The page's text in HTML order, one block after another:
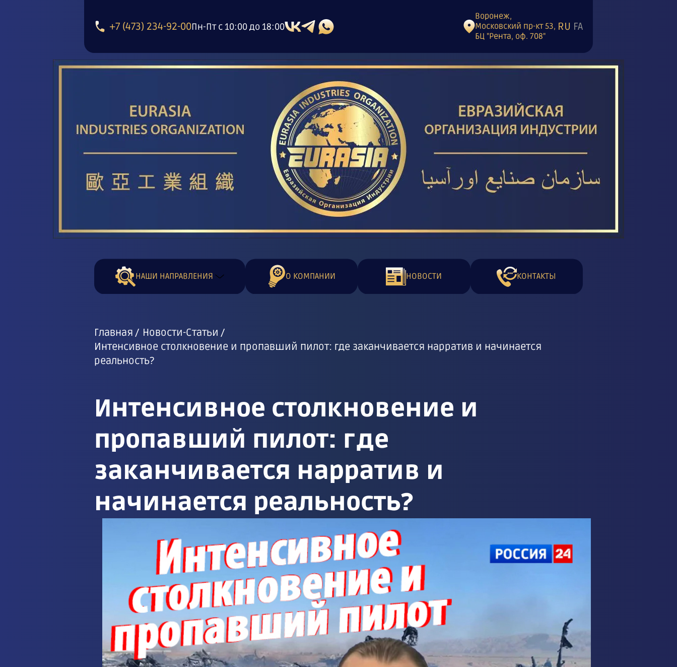
+7 (473) 234-92-00Пн-Пт с 10:00 до 18:00
Воронеж,
Московский пр-кт 53,
БЦ "Рента, оф. 708"
RU FA
НАШИ НАПРАВЛЕНИЯ О КОМПАНИИ НОВОСТИ КОНТАКТЫ
Главная
Новости-Статьи
Интенсивное столкновение и пропавший пилот: где заканчивается нарратив и начинается
реальность?
Интенсивное столкновение и
пропавший пилот: где
заканчивается нарратив и
начинается реальность?